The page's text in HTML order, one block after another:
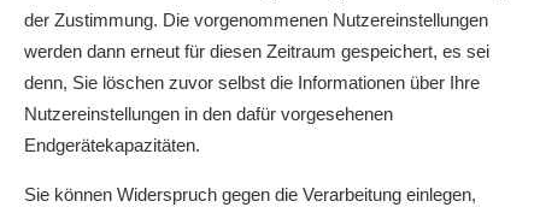
der Zustimmung. Die vorgenommenen Nutzereinstellungen
werden dann erneut für diesen Zeitraum gespeichert, es sei
denn, Sie löschen zuvor selbst die Informationen über Ihre
Nutzereinstellungen in den dafür vorgesehenen
Endgerätekapazitäten.
Sie können Widerspruch gegen die Verarbeitung einlegen,